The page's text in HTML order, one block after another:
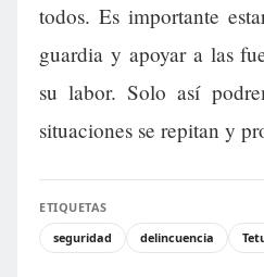
todos. Es importante
guardia y apoyar a las
su labor. Solo así
situaciones se repitan y
ETIQUETAS
seguridad
delincuencia